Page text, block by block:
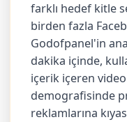
farklı hedef kitle
birden fazla
Godofpanel'in
dakika içinde,
içerik içeren
demografisinde
reklamlarına